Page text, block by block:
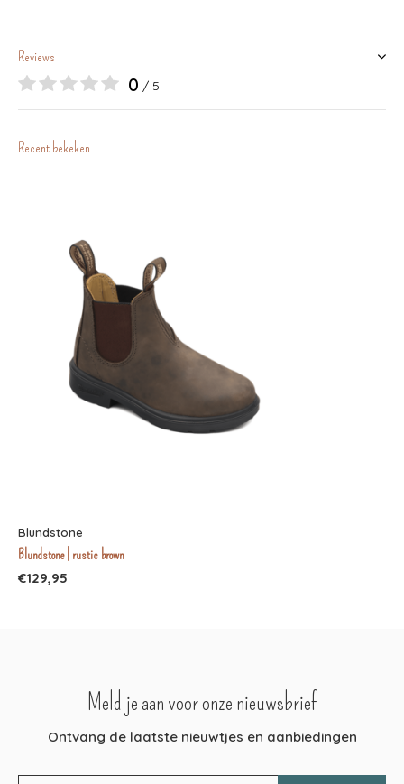
Reviews
0 / 5
Recent bekeken
Blundstone
Blundstone | rustic brown
€129,95
Meld je aan voor onze nieuwsbrief
Ontvang de laatste nieuwtjes en aanbiedingen